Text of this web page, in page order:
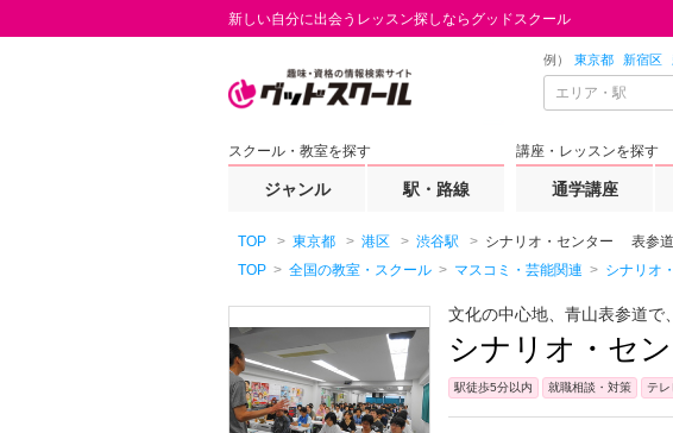
新しい自分に出会うレッスン探しならグッドスクール
例） 東京都 新宿区
スクール・教室を探す
ジャンル 駅・路線
講座・レッスンを探す
通学講座
TOP 東京都 港区 渋谷駅
シナリオ・センター 表参道
TOP
全国の教室・スクール マスコミ・芸能関連 シナリオ
文化の中心地、青山表参道で
シナリオ・セ
駅徒歩5分以内 就職相談・対策 テ